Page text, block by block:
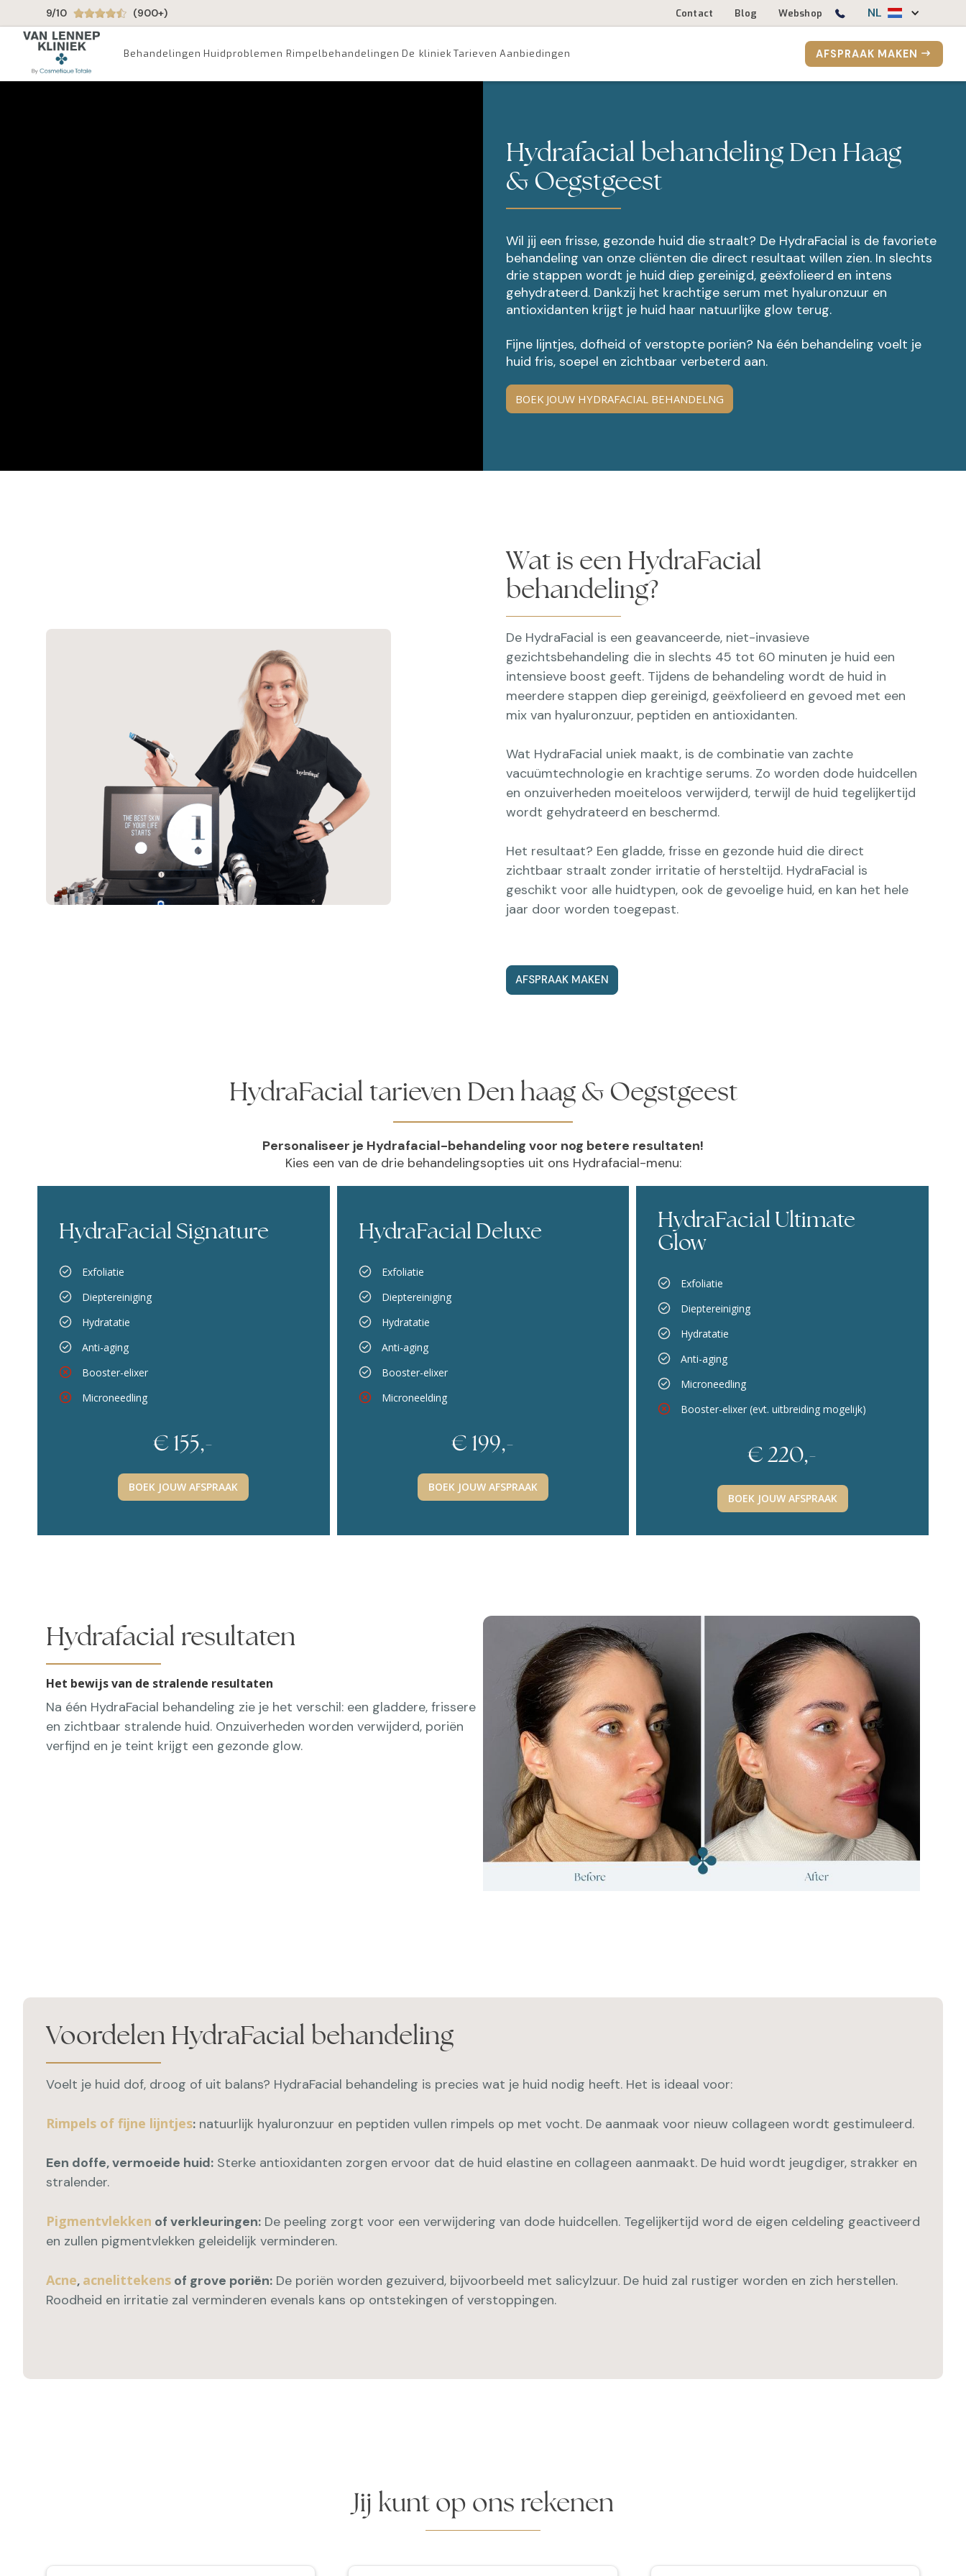
9/10 (900+) Contact Blog Webshop NL
Behandelingen Huidproblemen Rimpelbehandelingen De kliniek Tarieven Aanbiedingen AFSPRAAK MAKEN
Hydrafacial behandeling Den Haag
& Oegstgeest
Wil jij een frisse, gezonde huid die straalt? De HydraFacial is de favoriete
behandeling van onze cliënten die direct resultaat willen zien. In slechts
drie stappen wordt je huid diep gereinigd, geëxfolieerd en intens
gehydrateerd. Dankzij het krachtige serum met hyaluronzuur en
antioxidanten krijgt je huid haar natuurlijke glow terug.
Fijne lijntjes, dofheid of verstopte poriën? Na één behandeling voelt je
huid fris, soepel en zichtbaar verbeterd aan.
BOEK JOUW HYDRAFACIAL BEHANDELNG
Wat is een HydraFacial
behandeling?
De HydraFacial is een geavanceerde, niet-invasieve
gezichtsbehandeling die in slechts 45 tot 60 minuten je huid een
intensieve boost geeft. Tijdens de behandeling wordt de huid in
meerdere stappen diep gereinigd, geëxfolieerd en gevoed met een
mix van hyaluronzuur, peptiden en antioxidanten.
Wat HydraFacial uniek maakt, is de combinatie van zachte
vacuümtechnologie en krachtige serums. Zo worden dode huidcellen
en onzuiverheden moeiteloos verwijderd, terwijl de huid tegelijkertijd
wordt gehydrateerd en beschermd.
Het resultaat? Een gladde, frisse en gezonde huid die direct
zichtbaar straalt zonder irritatie of hersteltijd. HydraFacial is
geschikt voor alle huidtypen, ook de gevoelige huid, en kan het hele
jaar door worden toegepast.
AFSPRAAK MAKEN
HydraFacial tarieven Den haag & Oegstgeest
Personaliseer je Hydrafacial-behandeling voor nog betere resultaten!
Kies een van de drie behandelingsopties uit ons Hydrafacial-menu:
HydraFacial Signature
Exfoliatie
Dieptereiniging
Hydratatie
Anti-aging
Booster-elixer
Microneedling
€ 155,-
BOEK JOUW AFSPRAAK
HydraFacial Deluxe
Exfoliatie
Dieptereiniging
Hydratatie
Anti-aging
Booster-elixer
Microneelding
€ 199,-
BOEK JOUW AFSPRAAK
HydraFacial Ultimate
Glow
Exfoliatie
Dieptereiniging
Hydratatie
Anti-aging
Microneedling
Booster-elixer (evt. uitbreiding mogelijk)
€ 220,-
BOEK JOUW AFSPRAAK
Hydrafacial resultaten
Het bewijs van de stralende resultaten
Na één HydraFacial behandeling zie je het verschil: een gladdere, frissere
en zichtbaar stralende huid. Onzuiverheden worden verwijderd, poriën
verfijnd en je teint krijgt een gezonde glow.
Voordelen HydraFacial behandeling
Voelt je huid dof, droog of uit balans? HydraFacial behandeling is precies wat je huid nodig heeft. Het is ideaal voor:
Rimpels of fijne lijntjes: natuurlijk hyaluronzuur en peptiden vullen rimpels op met vocht. De aanmaak voor nieuw collageen wordt gestimuleerd.
Een doffe, vermoeide huid: Sterke antioxidanten zorgen ervoor dat de huid elastine en collageen aanmaakt. De huid wordt jeugdiger, strakker en
stralender.
Pigmentvlekken of verkleuringen: De peeling zorgt voor een verwijdering van dode huidcellen. Tegelijkertijd word de eigen celdeling geactiveerd
en zullen pigmentvlekken geleidelijk verminderen.
Acne, acnelittekens of grove poriën: De poriën worden gezuiverd, bijvoorbeeld met salicylzuur. De huid zal rustiger worden en zich herstellen.
Roodheid en irritatie zal verminderen evenals kans op ontstekingen of verstoppingen.
Jij kunt op ons rekenen